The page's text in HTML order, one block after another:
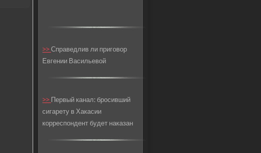
>>Справедлив ли приговор
Евгении Васильевой
>>Первый канал: бросивший
сигарету в Хакасии
корреспондент будет наказан